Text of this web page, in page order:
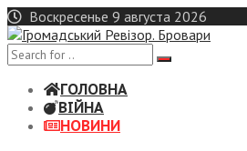
Skip
to
content
Воскресенье 9 августа 2026
ГОЛОВНА
ВІЙНА
НОВИНИ